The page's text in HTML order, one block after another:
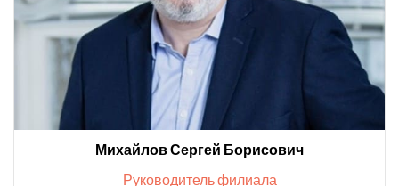
Михайлов Сергей Борисович
Руководитель филиала